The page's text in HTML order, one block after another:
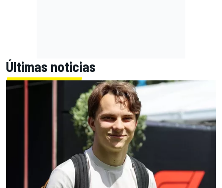
Últimas noticias